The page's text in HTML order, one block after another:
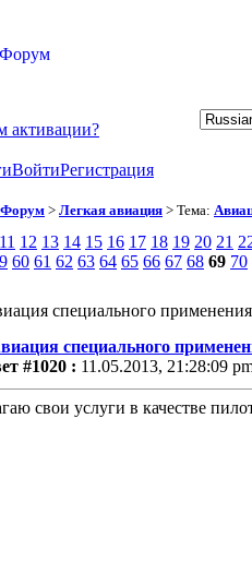
активации?
ВойтиРегистрация
Форум > Легкая авиация > Тема:
11 12 13 14 15 16 17 18 19 20 21
60 61 62 63 64 65 66 67 68 69 70
специального
специального
#1020 : 11.05.2013, 21:28:09
свои услуги в качестве